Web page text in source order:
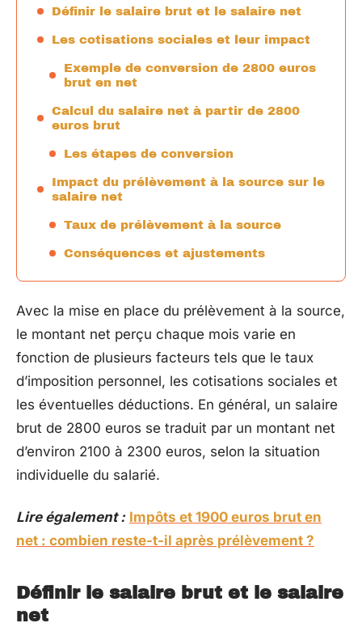
Définir le salaire brut et le salaire net
Les cotisations sociales et leur impact
Exemple de conversion de 2800 euros
brut en net
Calcul du salaire net à partir de 2800
euros brut
Les étapes de conversion
Impact du prélèvement à la source sur le
salaire net
Taux de prélèvement à la source
Conséquences et ajustements
Avec la mise en place du prélèvement à la source,
le montant net perçu chaque mois varie en
fonction de plusieurs facteurs tels que le taux
d’imposition personnel, les cotisations sociales et
les éventuelles déductions. En général, un salaire
brut de 2800 euros se traduit par un montant net
d’environ 2100 à 2300 euros, selon la situation
individuelle du salarié.
Lire également : Impôts et 1900 euros brut en
net : combien reste-t-il après prélèvement ?
Définir le salaire brut et le salaire
net